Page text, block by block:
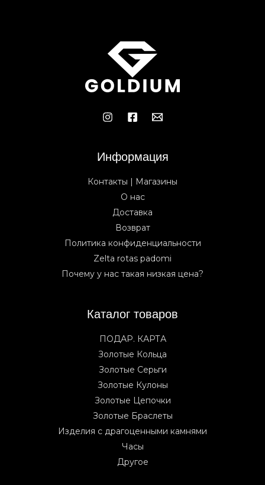
Информация
Контакты | Магазины
О нас
Доставка
Возврат
Политика конфиденциальности
Zelta rotas padomi
Почему у нас такая низкая цена?
Каталог товаров
ПОДАР. КАРТА
Золотые Кольца
Золотые Серьги
Золотые Кулоны
Золотые Цепочки
Золотые Браслеты
Изделия с драгоценными камнями
Часы
Другое